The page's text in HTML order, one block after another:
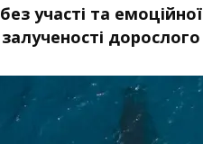
без участі та емоційної
залученості дорослого